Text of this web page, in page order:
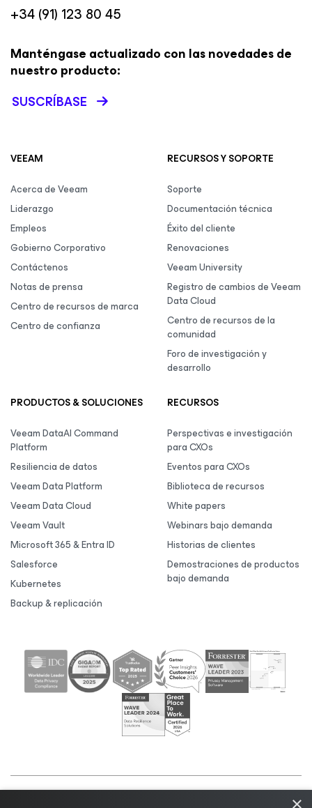
+34 (91) 123 80 45
Manténgase actualizado con las novedades de
nuestro producto:
SUSCRÍBASE
VEEAM
Acerca de Veeam
Liderazgo
Empleos
Gobierno Corporativo
Contáctenos
Notas de prensa
Centro de recursos de marca
Centro de confianza
RECURSOS Y SOPORTE
Soporte
Documentación técnica
Éxito del cliente
Renovaciones
Veeam University
Registro de cambios de Veeam
Data Cloud
Centro de recursos de la
comunidad
Foro de investigación y
desarrollo
PRODUCTOS & SOLUCIONES
Veeam DataAI Command
Platform
Resiliencia de datos
Veeam Data Platform
Veeam Data Cloud
Veeam Vault
Microsoft 365 & Entra ID
Salesforce
Kubernetes
Backup & replicación
RECURSOS
Perspectivas e investigación
para CXOs
Eventos para CXOs
Biblioteca de recursos
White papers
Webinars bajo demanda
Historias de clientes
Demostraciones de productos
bajo demanda